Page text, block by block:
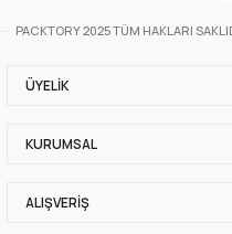
PACKTORY 2025 TÜM HAKLARI
ÜYELIK
KURUMSAL
ALIŞVERIŞ